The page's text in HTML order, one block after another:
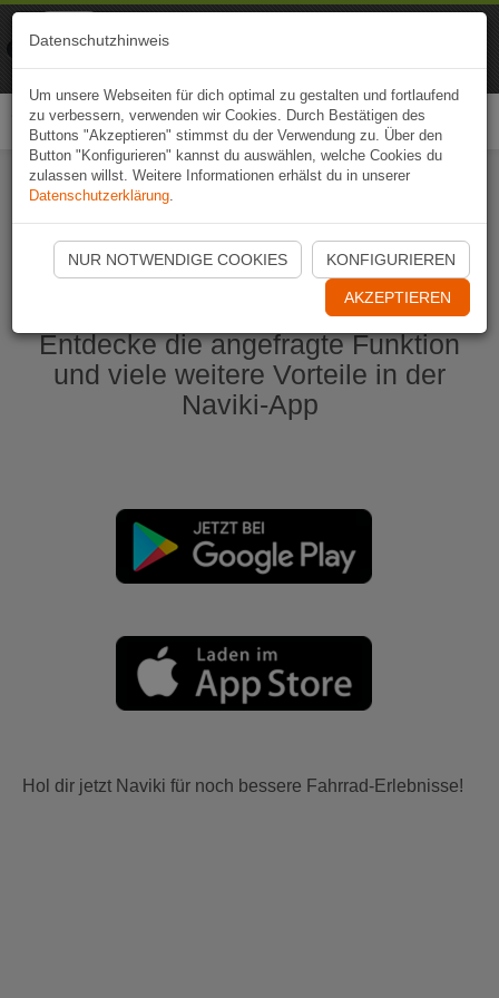
Naviki App jetzt öffnen
Entdecke die angefragte Funktion
und viele weitere Vorteile in der
Naviki-App
Hol dir jetzt Naviki für noch bessere Fahrrad-Erlebnisse!
Datenschutzhinweis
Um unsere Webseiten für dich optimal zu gestalten und fortlaufend
zu verbessern, verwenden wir Cookies. Durch Bestätigen des
Buttons "Akzeptieren" stimmst du der Verwendung zu. Über den
Button "Konfigurieren" kannst du auswählen, welche Cookies du
zulassen willst. Weitere Informationen erhälst du in unserer
Datenschutzerklärung.
NUR NOTWENDIGE COOKIES KONFIGURIEREN
AKZEPTIEREN
Naviki